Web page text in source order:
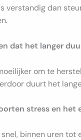
verstandig dan
dat het langer
om te
duurt het
stress en het
binnen uren